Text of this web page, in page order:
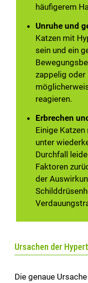
häufigerem
Unruhe und
Katzen mit
sein und ein
zappelig oder
reagieren.
Erbrechen
Einige
unter
Durchfall
Faktoren
der
Ursachen der
Die genaue